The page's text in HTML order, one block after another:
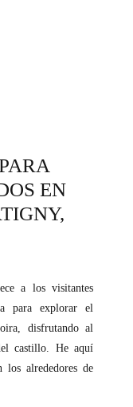
EN
a los visitantes
para explorar el
disfrutando al
castillo. He aquí
los alrededores de